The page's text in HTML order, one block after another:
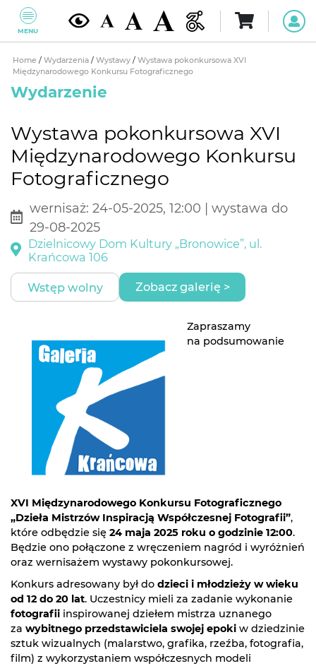
MENU
Home / Wydarzenia / Wystawy / Wystawa pokonkursowa XVI
Międzynarodowego Konkursu Fotograficznego
Wydarzenie
Wystawa pokonkursowa XVI
Międzynarodowego Konkursu
Fotograficznego
wernisaż: 24-05-2025, 12:00 | wystawa do
29-08-2025
Dzielnicowy Dom Kultury „Bronowice”, ul.
Krańcowa 106
Wstęp wolny Zobacz galerię >
Zapraszamy
na podsumowanie
XVI Międzynarodowego Konkursu Fotograficznego
„Dzieła Mistrzów Inspiracją Współczesnej Fotografii”,
które odbędzie się 24 maja 2025 roku o godzinie 12:00.
Będzie ono połączone z wręczeniem nagród i wyróżnień
oraz wernisażem wystawy pokonkursowej.
Konkurs adresowany był do dzieci i młodzieży w wieku
od 12 do 20 lat. Uczestnicy mieli za zadanie wykonanie
fotografii inspirowanej dziełem mistrza uznanego
za wybitnego przedstawiciela swojej epoki w dziedzinie
sztuk wizualnych (malarstwo, grafika, rzeźba, fotografia,
film) z wykorzystaniem współczesnych modeli